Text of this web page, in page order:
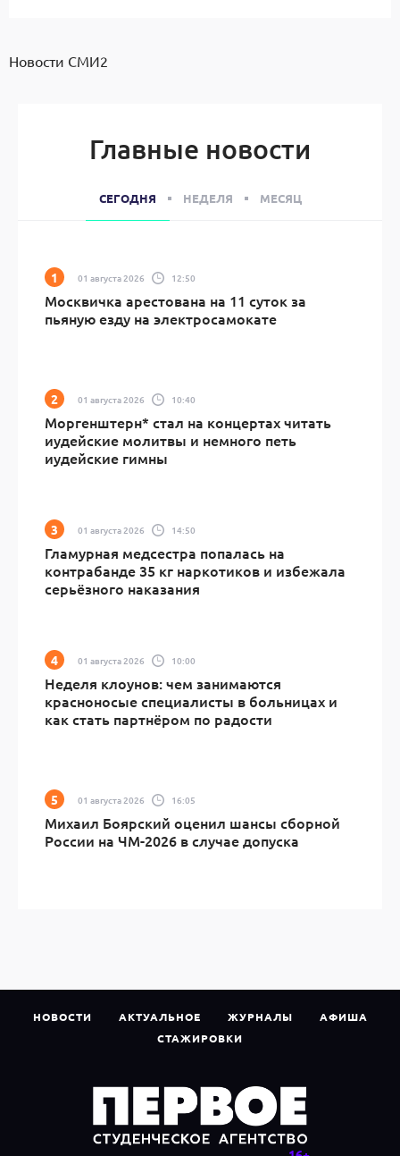
Новости СМИ2
Главные новости
СЕГОДНЯ НЕДЕЛЯ МЕСЯЦ
01 августа 2026 12:50
Москвичка арестована на 11 суток за
пьяную езду на электросамокате
01 августа 2026 10:40
Моргенштерн* стал на концертах читать
иудейские молитвы и немного петь
иудейские гимны
01 августа 2026 14:50
Гламурная медсестра попалась на
контрабанде 35 кг наркотиков и избежала
серьёзного наказания
01 августа 2026 10:00
Неделя клоунов: чем занимаются
красноносые специалисты в больницах и
как стать партнёром по радости
01 августа 2026 16:05
Михаил Боярский оценил шансы сборной
России на ЧМ-2026 в случае допуска
НОВОСТИ АКТУАЛЬНОЕ ЖУРНАЛЫ
АФИША
СТАЖИРОВКИ